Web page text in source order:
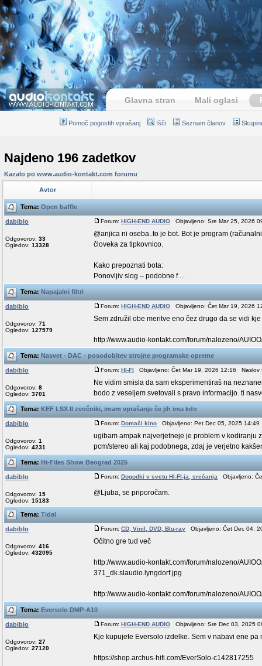
Glavna stran Mali oglasi
Pomoč pogostih vprašanj Išči Seznam članov
Najdeno 196 zadetkov
Kazalo po www.audio-kontakt.com forumu
Avtor
Tema: Open baffle
dabiblo
Odgovorov: 33
Ogledov: 13328
Forum: HIGH-END AUDIO Objavljeno: Sre Mar 25, 2026
@anjica ni oseba..to je bot. Bot je program
človeka za tipkovnico.
Kako prepoznati bota:
Ponovljiv slog – podobne f ...
Tema: Napajalni filtri
dabiblo
Odgovorov: 71
Ogledov: 127579
Forum: HIGH-END AUDIO Objavljeno: Čet Mar 19, 2026
Sem združil obe meritve eno čez drugo da se vidi
http://www.audio-kontakt.com/forum/nalozeno/
Tema: Nasvet - DAC - posodobitev strojne programske opreme
dabiblo
Odgovorov: 8
Ogledov: 3701
Forum: HI-FI Objavljeno: Čet Mar 19, 2026 12:16 Naslov
Ne vidim smisla da sam eksperimentiraš na
bodo z veseljem svetovali s pravo informacijo. ti
Tema: KEF LSX II zvočniki, imam vprašanje če jih ima kdo
dabiblo
Odgovorov: 1
Ogledov: 4231
Forum: Domači kino Objavljeno: Pet Dec 05, 2025
ugibam ampak najverjetneje je problem v kodiranju
pcm/stereo ali kaj podobnega, zdaj je verjetno
Tema: Hi-Files Show Beograd 2025
dabiblo
Odgovorov: 15
Ogledov: 15183
Forum: Dogodki v svetu HI-FI-ja, srečanja Objavljeno:
@Ljuba, se priporočam.
Tema: Tidal
dabiblo
Odgovorov: 416
Ogledov: 432095
Forum: CD, Vinil, DVD, Blu-ray Objavljeno: Čet Dec 04,
Očitno gre tud več
http://www.audio-kontakt.com/forum/nalozeno/
371_dk.slaudio.lyngdorf.jpg
http://www.audio-kontakt.com/forum/nalozeno/
Tema: Eversolo DMP-A10
dabiblo
Odgovorov: 27
Ogledov: 27120
Forum: HIGH-END AUDIO Objavljeno: Sre Dec 03, 2025
Kje kupujete Eversolo izdelke. Sem v nabavi ene
https://shop.archus-hifi.com/EverSolo-c142817255